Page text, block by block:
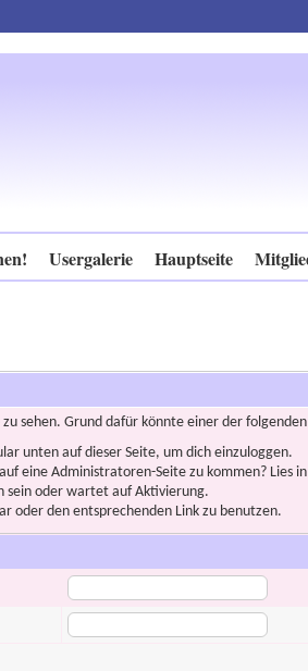
Usergalerie Hauptseite
sehen. Grund dafür könnte einer der folgenden
unten auf dieser Seite, um dich einzuloggen.
eine Administratoren-Seite zu kommen? Lies
sein oder wartet auf Aktivierung.
oder den entsprechenden Link zu benutzen.